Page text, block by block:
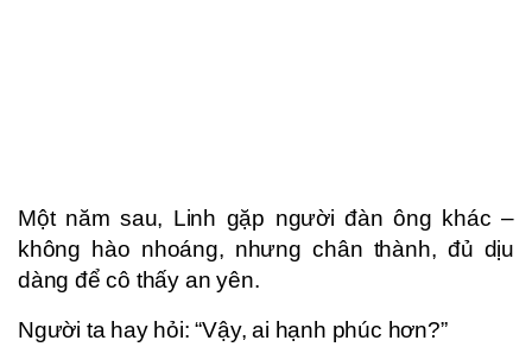
Một năm sau, Linh gặp người đàn ông khác –
không hào nhoáng, nhưng chân thành, đủ dịu
dàng để cô thấy an yên.
Người ta hay hỏi: “Vậy, ai hạnh phúc hơn?”